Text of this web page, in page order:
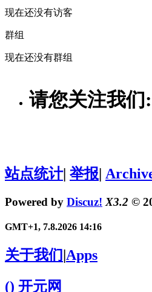
现在还没有访客
群组
现在还没有群组
请您关注我们:
站点统计| 举报|
Powered by Discuz! X3.2 ©
GMT+1, 7.8.2026 14:16
关于我们|Apps
() 开元网